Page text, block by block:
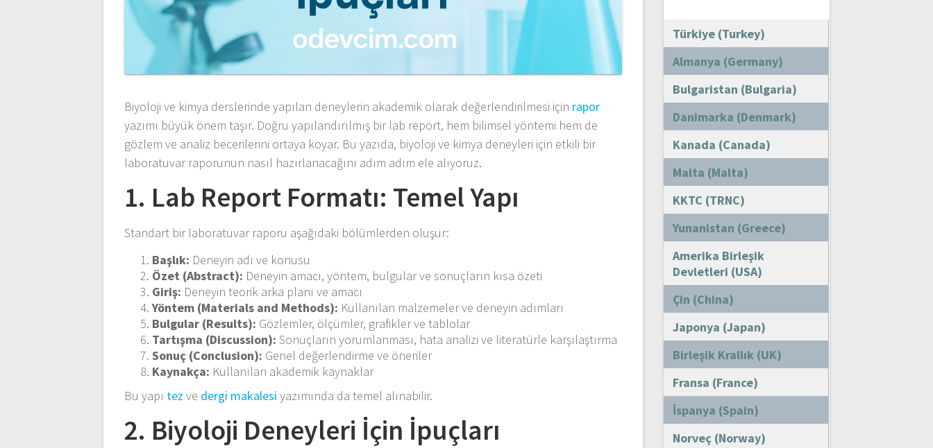
Biyoloji ve kimya derslerinde yapılan deneylerin akademik olarak değerlendirilmesi için rapor
yazımı büyük önem taşır. Doğru yapılandırılmış bir lab report, hem bilimsel yöntemi hem de
gözlem ve analiz becerilerini ortaya koyar. Bu yazıda, biyoloji ve kimya deneyleri için etkili bir
laboratuvar raporunun nasıl hazırlanacağını adım adım ele alıyoruz.
1. Lab Report Formatı: Temel Yapı
Standart bir laboratuvar raporu aşağıdaki bölümlerden oluşur:
Başlık: Deneyin adı ve konusu
Özet (Abstract): Deneyin amacı, yöntem, bulgular ve sonuçların kısa özeti
Giriş: Deneyin teorik arka planı ve amacı
Yöntem (Materials and Methods): Kullanılan malzemeler ve deneyin adımları
Bulgular (Results): Gözlemler, ölçümler, grafikler ve tablolar
Tartışma (Discussion): Sonuçların yorumlanması, hata analizi ve literatürle karşılaştırma
Sonuç (Conclusion): Genel değerlendirme ve öneriler
Kaynakça: Kullanılan akademik kaynaklar
Bu yapı tez ve dergi makalesi yazımında da temel alınabilir.
2. Biyoloji Deneyleri İçin İpuçları
Türkiye (Turkey)
Almanya (Germany)
Bulgaristan (Bulgaria)
Danimarka (Denmark)
Kanada (Canada)
Malta (Malta)
KKTC (TRNC)
Yunanistan (Greece)
Amerika Birleşik
Devletleri (USA)
Çin (China)
Japonya (Japan)
Birleşik Krallık (UK)
Fransa (France)
İspanya (Spain)
Norveç (Norway)